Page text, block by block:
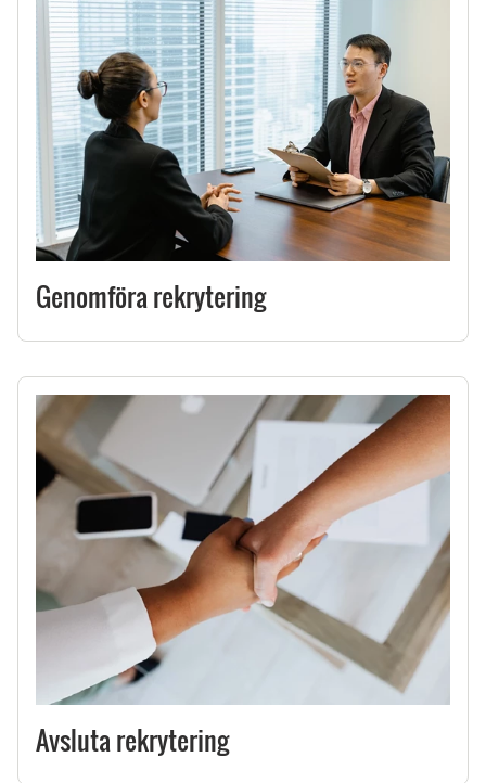
Genomföra rekrytering
Avsluta rekrytering